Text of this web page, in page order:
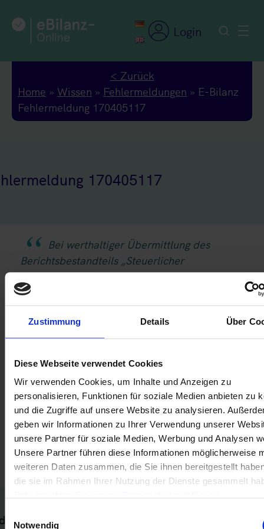
Zustimmung Details Über
Diese Webseite verwendet Cookies
Wir verwenden Cookies, um Inhalte und Anzeigen zu
personalisieren, Funktionen für soziale Medien anbieten zu
und die Zugriffe auf unsere Website zu analysieren.
geben wir Informationen zu Ihrer Verwendung unserer
unsere Partner für soziale Medien, Werbung und Analysen
Unsere Partner führen diese Informationen möglicherweise
weiteren Daten zusammen, die Sie ihnen bereitgestellt
die sie im Rahmen Ihrer Nutzung der Dienste gesammelt
Notwendig
Inhalt
springen
Login
< Zurück
Home » Wissen » Fehlermeldungen » E-Bilanz
Fehlermeldung 170405117
170405117
Bei werthaltiger Übermittlung des
Berichtsbestandteils „Steuerlicher
Betriebsvermögensvergleich“ muss das dort
angegebene Betriebsvermögen zum Ende des
Wirtschaftsjahres mit dem um den Wert von 16.
Nicht durch Eigenkapital gedeckter Fehlbetrag
verminderten Wert der Position „11. Eigenkapital“
für Zahlungsinstitutetaxonomie). Nicht (werthaltig)
berichtete Positionen werden beim rechnerischen
Abgleich so behandelt, als seien sie mit dem Wert
0 versehen.
Relevante Abschnitte im Technischen Leitfaden:
– Tz. B.14.3.2.12.2